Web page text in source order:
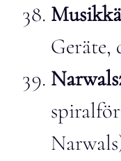
Geräte,